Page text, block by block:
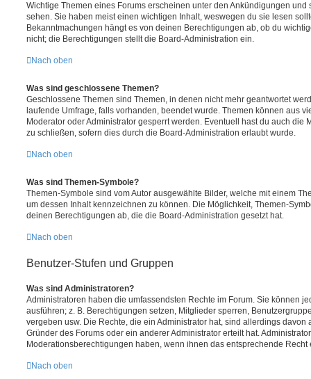
Wichtige Themen eines Forums erscheinen unter den Ankündigungen und
sehen. Sie haben meist einen wichtigen Inhalt, weswegen du sie lesen
Bekanntmachungen hängt es von deinen Berechtigungen ab, ob du
nicht; die Berechtigungen stellt die Board-Administration ein.
Nach oben
Was sind geschlossene Themen?
Geschlossene Themen sind Themen, in denen nicht mehr geantwortet
laufende Umfrage, falls vorhanden, beendet wurde. Themen können aus
Moderator oder Administrator gesperrt werden. Eventuell hast du auch die
zu schließen, sofern dies durch die Board-Administration erlaubt wurde.
Nach oben
Was sind Themen-Symbole?
Themen-Symbole sind vom Autor ausgewählte Bilder, welche mit einem
um dessen Inhalt kennzeichnen zu können. Die Möglichkeit, Themen-
deinen Berechtigungen ab, die die Board-Administration gesetzt hat.
Nach oben
Benutzer-Stufen und Gruppen
Was sind Administratoren?
Administratoren haben die umfassendsten Rechte im Forum. Sie können
ausführen; z. B. Berechtigungen setzen, Mitglieder sperren,
vergeben usw. Die Rechte, die ein Administrator hat, sind allerdings
Gründer des Forums oder ein anderer Administrator erteilt hat.
Moderationsberechtigungen haben, wenn ihnen das entsprechende Recht
Nach oben